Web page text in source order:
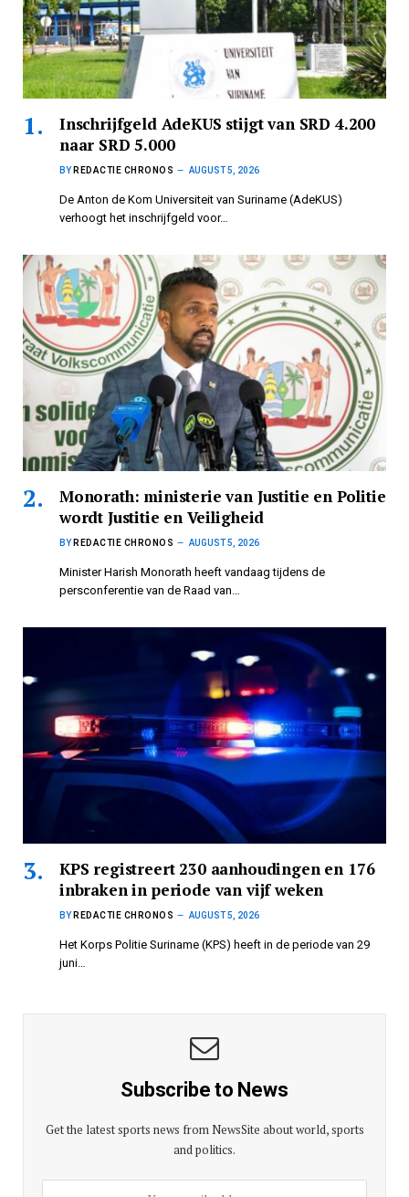
Inschrijfgeld AdeKUS stijgt van SRD 4.200
naar SRD 5.000
BY REDACTIE CHRONOS AUGUST 5, 2026
De Anton de Kom Universiteit van Suriname (AdeKUS)
verhoogt het inschrijfgeld voor…
Monorath: ministerie van Justitie en Politie
wordt Justitie en Veiligheid
BY REDACTIE CHRONOS AUGUST 5, 2026
Minister Harish Monorath heeft vandaag tijdens de
persconferentie van de Raad van…
KPS registreert 230 aanhoudingen en 176
inbraken in periode van vijf weken
BY REDACTIE CHRONOS AUGUST 5, 2026
Het Korps Politie Suriname (KPS) heeft in de periode van 29
juni…
Subscribe to News
Get the latest sports news from NewsSite about world, sports
and politics.